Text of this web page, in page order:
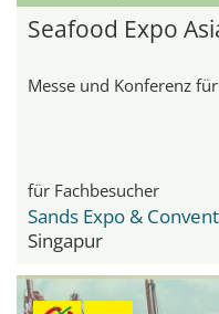
Seafood Expo
Messe und Konferenz
für Fachbesucher
Sands Expo &
Singapur